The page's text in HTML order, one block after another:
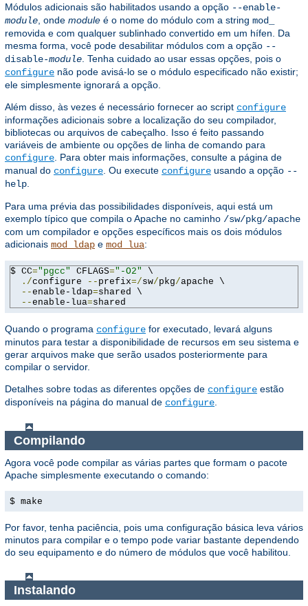
Módulos adicionais são habilitados usando a opção --enable-
module , onde module é o nome do módulo com a string mod_
removida e com qualquer sublinhado convertido em um hífen. Da
mesma forma, você pode desabilitar módulos com a opção --
disable-module . Tenha cuidado ao usar essas opções, pois o
configure não pode avisá-lo se o módulo especificado não existir;
ele simplesmente ignorará a opção.
Além disso, às vezes é necessário fornecer ao script configure
informações adicionais sobre a localização do seu compilador,
bibliotecas ou arquivos de cabeçalho. Isso é feito passando
variáveis ​​de ambiente ou opções de linha de comando para
configure . Para obter mais informações, consulte a página de
manual do configure . Ou execute configure usando a opção --
help
Para uma prévia das possibilidades disponíveis, aqui está um
exemplo típico que compila o Apache no caminho /sw/pkg/apache
com um compilador e opções específicos mais os dois módulos
adicionais mod_ldap e mod_lua:
$ CC="pgcc" CFLAGS="-O2"
\
./configure -- prefix=/sw/pkg/apache \
--enable-ldap=shared \
--enable-lua=shared
Quando o programa configure for executado, levará alguns
minutos para testar a disponibilidade de recursos em seu sistema e
gerar arquivos make que serão usados ​​posteriormente para
compilar o servidor.
Detalhes sobre todas as diferentes opções de configure estão
disponíveis na página do manual de configure
Compilando
Agora você pode compilar as várias partes que formam o pacote
Apache simplesmente executando o comando:
$ make
Por favor, tenha paciência, pois uma configuração básica leva vários
minutos para compilar e o tempo pode variar bastante dependendo
do seu equipamento e do número de módulos que você habilitou.
Instalando